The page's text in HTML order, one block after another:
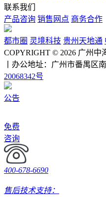
联系我们
产品咨询 销售网点 商务合作
都市圈 灵境科技 贵州天地通
COPYRIGHT © 2026 广州中
丨办公地址：广州市番禺区
20068342号
公告
免费
咨询
400-678-6690
售后技术支持：